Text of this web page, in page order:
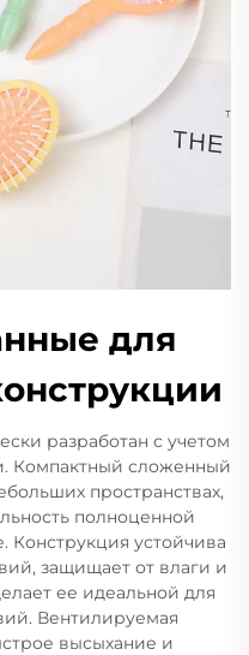
для
разработан с учетом
Компактный сложенный
пространствах,
полноценной
Конструкция устойчива
защищает от влаги и
ее идеальной для
Вентилируемая
высыхание и